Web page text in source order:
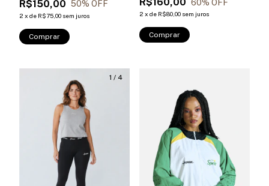
R$150,00 50% OFF
2 x de R$75,00 sem juros
Comprar
60% OFF
2 x de R$80,00 sem juros
Comprar
1 / 4